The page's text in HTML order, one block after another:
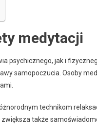
medytacji
psychicznego, jak i
samopoczucia. Osoby
technikom
także